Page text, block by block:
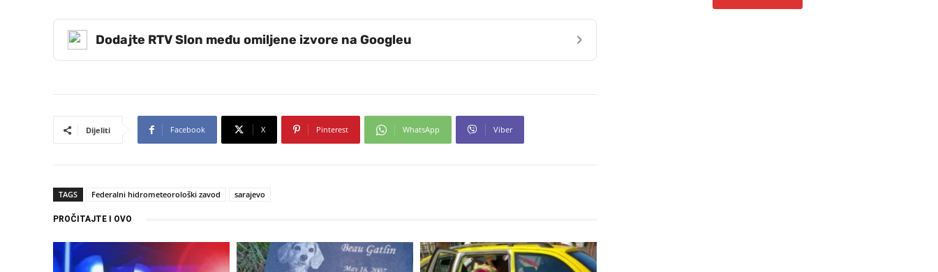
Dodajte RTV Slon među omiljene izvore na Googleu ›
Dijeliti Facebook X Pinterest WhatsApp Viber
TAGS Federalni hidrometeorološki zavod sarajevo
PROČITAJTE I OVO